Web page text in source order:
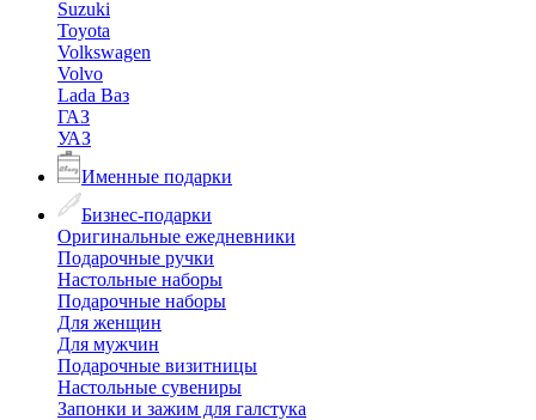
Suzuki
Toyota
Volkswagen
Volvo
Lada Ваз
ГАЗ
УАЗ
Именные подарки
Бизнес-подарки
Оригинальные ежедневники
Подарочные ручки
Настольные наборы
Подарочные наборы
Для женщин
Для мужчин
Подарочные визитницы
Настольные сувениры
Запонки и зажим для галстука